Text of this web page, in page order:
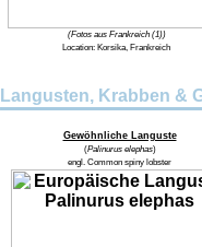
(Fotos aus Frankreich (1))
Location: Korsika, Frankreich
Langusten, Krabben &
Gewöhnliche Languste
(Palinurus elephas)
engl. Common spiny lobster